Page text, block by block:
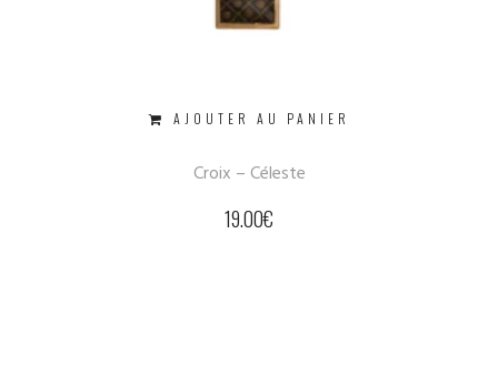
AJOUTER AU PANIER
Croix – Céleste
19.00€